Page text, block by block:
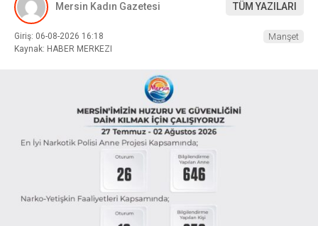
Mersin Kadın Gazetesi TÜM YAZILARI
Giriş: 06-08-2026 16:18
Kaynak: HABER MERKEZI
Manşet